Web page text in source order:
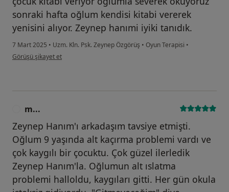
sonraki hafta oğlum kendisi kitabi vererek
yenisini alıyor. Zeynep hanımi iyiki tanıdık.
7 Mart 2025 • Uzm. Kln. Psk. Zeynep Özgörüş • Oyun Terapisi •
kullanıcının görüşüne göre s....c
Görüşü şikayet et
m...
Zeynep Hanım'ı arkadaşım tavsiye etmişti.
Oğlum 9 yaşında alt kaçırma problemi vardı ve
çok kaygılı bir çocuktu. Çok güzel ilerledik
Zeynep Hanım'la. Oğlumun alt ıslatma
problemi halloldu, kaygıları gitti. Her gün okula